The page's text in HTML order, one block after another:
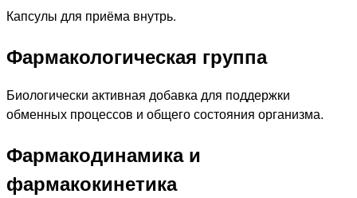
Капсулы для приёма внутрь.
Фармакологическая группа
Биологически активная добавка для поддержки
обменных процессов и общего состояния организма.
Фармакодинамика и
фармакокинетика